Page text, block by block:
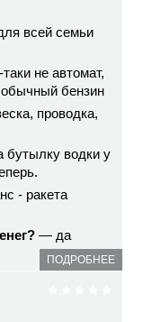
всей семьи
не автомат,
обычный бензин
проводка,
бутылку водки у
- ракета
— да
ПОДРОБНЕЕ